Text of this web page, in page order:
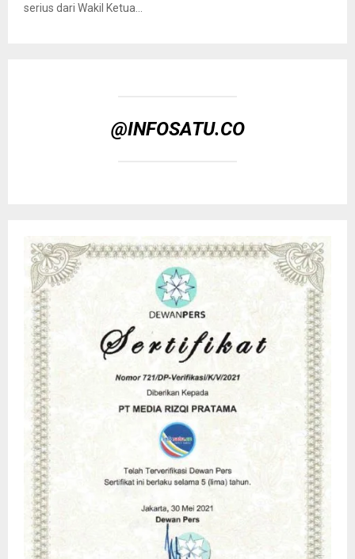
serius dari Wakil Ketua...
@INFOSATU.CO